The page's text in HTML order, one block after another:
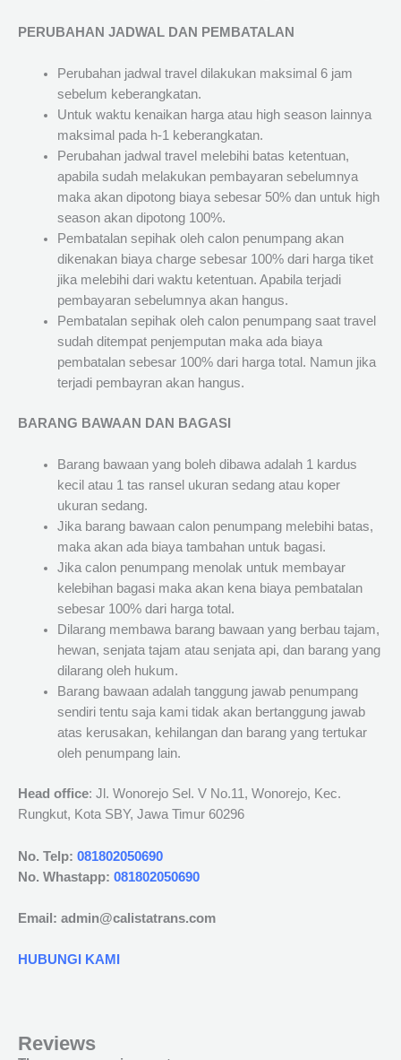
PERUBAHAN JADWAL DAN PEMBATALAN
Perubahan jadwal travel dilakukan maksimal 6 jam
sebelum keberangkatan.
Untuk waktu kenaikan harga atau high season lainnya
maksimal pada h-1 keberangkatan.
Perubahan jadwal travel melebihi batas ketentuan,
apabila sudah melakukan pembayaran sebelumnya
maka akan dipotong biaya sebesar 50% dan untuk high
season akan dipotong 100%.
Pembatalan sepihak oleh calon penumpang akan
dikenakan biaya charge sebesar 100% dari harga tiket
jika melebihi dari waktu ketentuan. Apabila terjadi
pembayaran sebelumnya akan hangus.
Pembatalan sepihak oleh calon penumpang saat travel
sudah ditempat penjemputan maka ada biaya
pembatalan sebesar 100% dari harga total. Namun jika
terjadi pembayran akan hangus.
BARANG BAWAAN DAN BAGASI
Barang bawaan yang boleh dibawa adalah 1 kardus
kecil atau 1 tas ransel ukuran sedang atau koper
ukuran sedang.
Jika barang bawaan calon penumpang melebihi batas,
maka akan ada biaya tambahan untuk bagasi.
Jika calon penumpang menolak untuk membayar
kelebihan bagasi maka akan kena biaya pembatalan
sebesar 100% dari harga total.
Dilarang membawa barang bawaan yang berbau tajam,
hewan, senjata tajam atau senjata api, dan barang yang
dilarang oleh hukum.
Barang bawaan adalah tanggung jawab penumpang
sendiri tentu saja kami tidak akan bertanggung jawab
atas kerusakan, kehilangan dan barang yang tertukar
oleh penumpang lain.
Head office: Jl. Wonorejo Sel. V No.11, Wonorejo, Kec.
Rungkut, Kota SBY, Jawa Timur 60296
No. Telp: 081802050690
No. Whastapp: 081802050690
Email: admin@calistatrans.com
HUBUNGI KAMI
Reviews